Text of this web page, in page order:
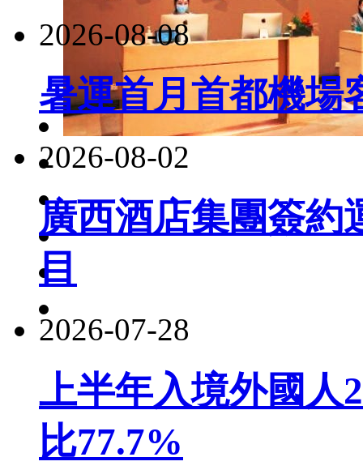
2026-08-08
暑運首月首都機場
2026-08-02
廣西酒店集團簽約
目
2026-07-28
上半年入境外國人
比77.7%